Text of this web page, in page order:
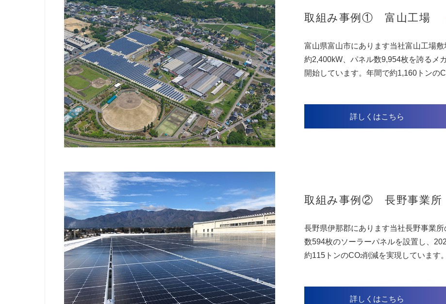
取組み事例① 富山工場
富山県富山市にあります当社富山工場
約2,400kW、パネル数9,954枚を誇るメ
開始しています。年間で約1,160トンの
詳しくはこちら
取組み事例② 長野事業所
長野県伊那郡にあります当社長野事業
数594枚のソーラーパネルを設置し、
約115トンのCO2削減を実現しています。
詳しくはこちら